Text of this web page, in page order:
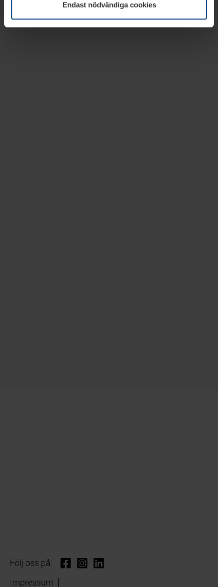
Endast nödvändiga cookies
Följ oss på:
Impressum